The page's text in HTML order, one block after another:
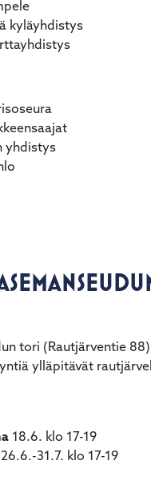
kyläyhdistys
yhdistys
tori (Rautjärventie
ylläpitävät
18.6. klo 17-19
26.6.-31.7. klo 17-19